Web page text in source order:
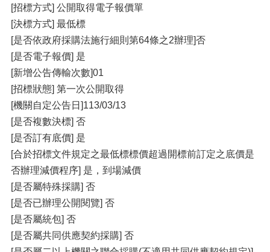
[招標方式] 公開取得電子報價單
[決標方式] 最低標
[是否依政府採購法施行細則第64條之2辦理]否
[是否電子報價] 是
[新增公告傳輸次數]01
[招標狀態] 第一次公開取得
[機關自定公告日]113/03/13
[是否複數決標] 否
[是否訂有底價] 是
[合於招標文件規定之最低標標價超過開標前訂定之底價是
否辦理減價程序] 是，到場減價
[是否屬特殊採購] 否
[是否已辦理公開閱覽] 否
[是否屬統包] 否
[是否屬共同供應契約採購] 否